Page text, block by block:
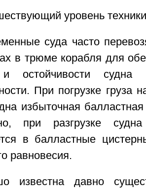
уровень техники
суда часто
в трюме корабля для
и остойчивости
При погрузке груза
избыточная
при разгрузке
в балластные
равновесия.
известна давно